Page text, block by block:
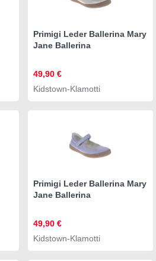
Primigi Leder Ballerina Mary
Jane Ballerina
49,90 €
Kidstown-Klamotti
Primigi Leder Ballerina Mary
Jane Ballerina
49,90 €
Kidstown-Klamotti